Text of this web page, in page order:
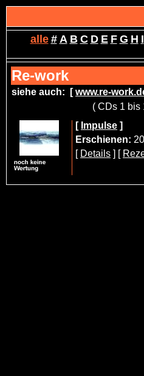
alle # A B C D E F G H I
Re-work
siehe auch: [www.re-
( CDs 1 bis
[ Impulse ]
Erschienen:
[ Details ] [